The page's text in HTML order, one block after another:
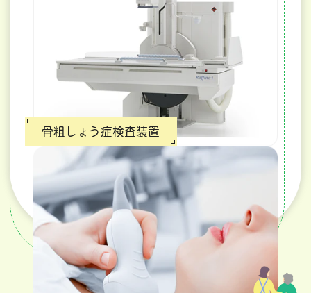
骨粗しょう症検査装置